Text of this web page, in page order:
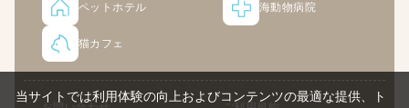
ペットホテル 海動物病院
猫カフェ
当サイトでは利用体験の向上およびコンテンツの最適な提供、ト